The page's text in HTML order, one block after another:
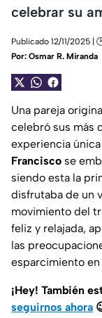
celebrar su
Publicado 12/11/2025 |
Por: Osmar R. Miranda
Una pareja
celebró sus más
experiencia
Francisco se
siendo esta la
disfrutaba de un
movimiento del
feliz y relajada,
las
esparcimiento en
¡Hey! También
seguirnos ahora